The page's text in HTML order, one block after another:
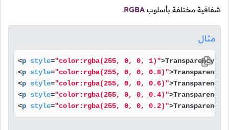
شفافية مختلفة بأسلوب RGBA
.
مثال
<p style="color:rgba(255, 0, 0, 1)">Transparency 1
<p style="color:rgba(255, 0, 0, 0.8)">Transparency
<p style="color:rgba(255, 0, 0, 0.6)">Transparency
<p style="color:rgba(255, 0, 0, 0.4)">Transparency
<p style="color:rgba(255, 0, 0, 0.2)">Transparency